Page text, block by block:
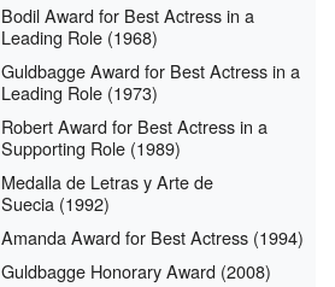
Bodil Award for Best Actress in a
Leading Role (1968)
Guldbagge Award for Best Actress in a
Leading Role (1973)
Robert Award for Best Actress in a
Supporting Role (1989)
Medalla de Letras y Arte de
Suecia (1992)
Amanda Award for Best Actress (1994)
Guldbagge Honorary Award (2008)